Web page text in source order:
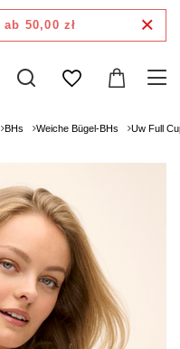
ab 50,00 zł
BHs Weiche Bügel-BHs Uw Full